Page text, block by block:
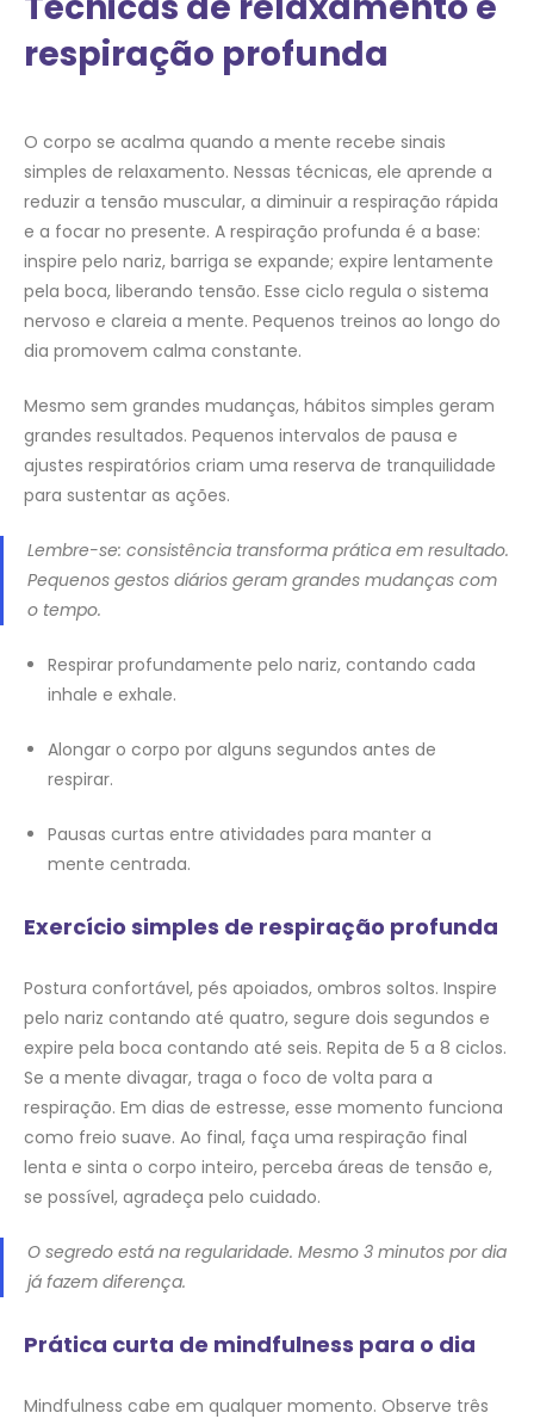
respiração profunda
O corpo se acalma quando a mente recebe sinais
simples de relaxamento. Nessas técnicas, ele aprende a
reduzir a tensão muscular, a diminuir a respiração rápida
e a focar no presente. A respiração profunda é a base:
inspire pelo nariz, barriga se expande; expire lentamente
pela boca, liberando tensão. Esse ciclo regula o sistema
nervoso e clareia a mente. Pequenos treinos ao longo do
dia promovem calma constante.
Mesmo sem grandes mudanças, hábitos simples geram
grandes resultados. Pequenos intervalos de pausa e
ajustes respiratórios criam uma reserva de tranquilidade
para sustentar as ações.
Lembre-se: consistência transforma prática em resultado.
Pequenos gestos diários geram grandes mudanças com
o tempo.
Respirar profundamente pelo nariz, contando cada
inhale e exhale.
Alongar o corpo por alguns segundos antes de
respirar.
Pausas curtas entre atividades para manter a
mente centrada.
Exercício simples de respiração profunda
Postura confortável, pés apoiados, ombros soltos. Inspire
pelo nariz contando até quatro, segure dois segundos e
expire pela boca contando até seis. Repita de 5 a 8 ciclos.
Se a mente divagar, traga o foco de volta para a
respiração. Em dias de estresse, esse momento funciona
como freio suave. Ao final, faça uma respiração final
lenta e sinta o corpo inteiro, perceba áreas de tensão e,
se possível, agradeça pelo cuidado.
O segredo está na regularidade. Mesmo 3 minutos por dia
já fazem diferença.
Prática curta de mindfulness para o dia
Mindfulness cabe em qualquer momento. Observe três